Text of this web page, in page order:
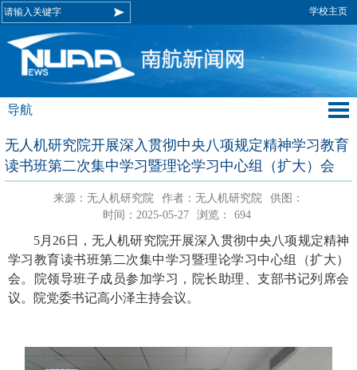
学校主页
导航
无人机研究院开展深入贯彻中央八项规定精神学习教育
读书班第二次集中学习暨理论学习中心组（扩大）会
来源：无人机研究院 作者：无人机研究院
供图：
时间：2025-05-27
浏览： 694
5月26日，无人机研究院开展深入贯彻中央八项规定精神
学习教育读书班第二次集中学习暨理论学习中心组（扩大）
会。院领导班子成员参加学习，院长助理、支部书记列席会
议。院党委书记高小泽主持会议。